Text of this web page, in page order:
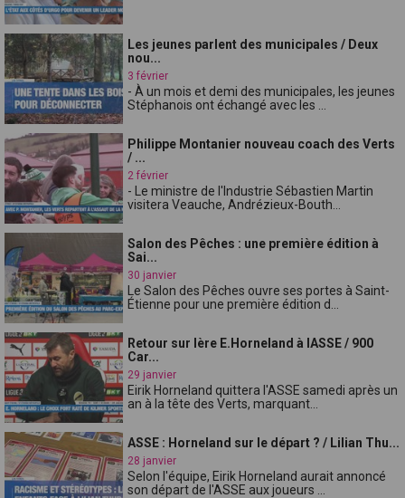
Les jeunes parlent des municipales / Deux
nou...
3 février
- À un mois et demi des municipales, les jeunes
Stéphanois ont échangé avec les ...
Philippe Montanier nouveau coach des Verts
/ ...
2 février
- Le ministre de l'Industrie Sébastien Martin
visitera Veauche, Andrézieux-Bouth...
Salon des Pêches : une première édition à
Sai...
30 janvier
Le Salon des Pêches ouvre ses portes à Saint-
Étienne pour une première édition d...
Retour sur lère E.Horneland à lASSE / 900
Car...
29 janvier
Eirik Horneland quittera l'ASSE samedi après un
an à la tête des Verts, marquant...
ASSE : Horneland sur le départ ? / Lilian Thu...
28 janvier
Selon l'équipe, Eirik Horneland aurait annoncé
son départ de l'ASSE aux joueurs ...